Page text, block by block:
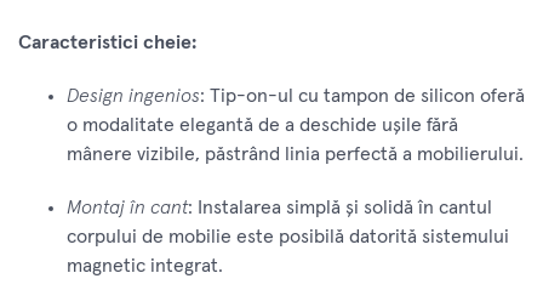
Caracteristici cheie:
Design ingenios: Tip-on-ul cu tampon de silicon oferă
o modalitate elegantă de a deschide ușile fără
mânere vizibile, păstrând linia perfectă a mobilierului.
Montaj în cant: Instalarea simplă și solidă în cantul
corpului de mobilie este posibilă datorită sistemului
magnetic integrat.